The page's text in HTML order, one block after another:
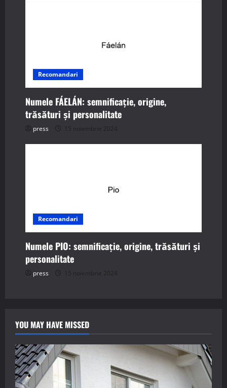
Recomandari
Numele FÁELÁN: semnificație, origine,
trăsături și personalitate
press 15 noiembrie 2024
Recomandari
Numele PIO: semnificație, origine, trăsături și
personalitate
press 15 noiembrie 2024
YOU MAY HAVE MISSED